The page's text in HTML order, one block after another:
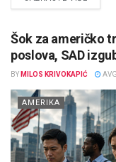
Šok za američko
poslova, SAD
BY MILOS KRIVOKAPIĆ
AMERIKA